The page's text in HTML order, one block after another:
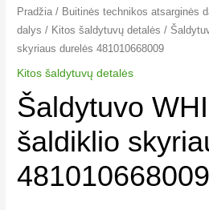
Pradžia / Buitinės technikos atsarginės
dalys / Kitos šaldytuvų detalės /
skyriaus durelės 481010668009
Kitos šaldytuvų detalės
Šaldytuvo
šaldiklio
481010668009